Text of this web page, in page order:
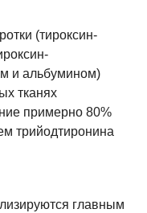
(тироксин-
и альбумином)
тканях
примерно 80%
трийодтиронина
главным